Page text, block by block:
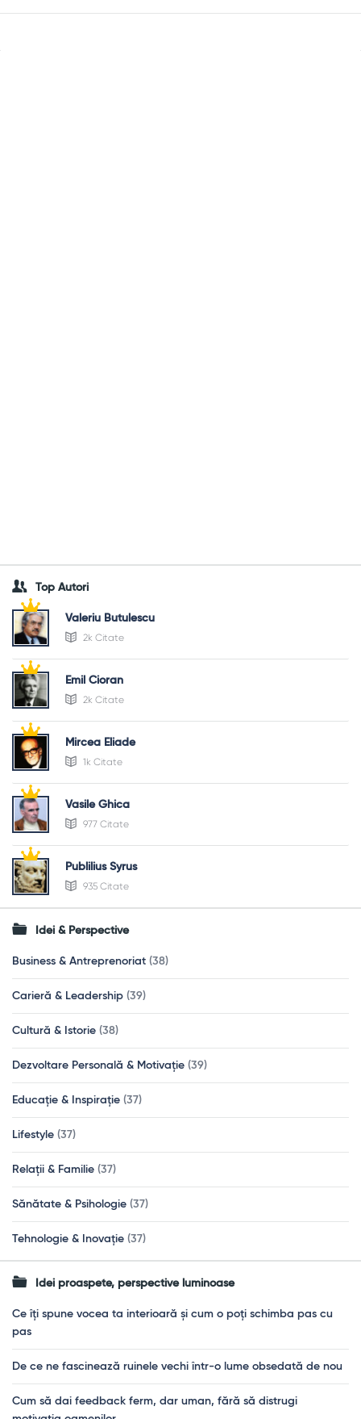
Top Autori
Valeriu Butulescu
2k Citate
Emil Cioran
2k Citate
Mircea Eliade
1k Citate
Vasile Ghica
977 Citate
Publilius Syrus
935 Citate
Idei & Perspective
Business & Antreprenoriat (38)
Carieră & Leadership (39)
Cultură & Istorie (38)
Dezvoltare Personală & Motivație (39)
Educație & Inspirație (37)
Lifestyle (37)
Relații & Familie (37)
Sănătate & Psihologie (37)
Tehnologie & Inovație (37)
Idei proaspete, perspective luminoase
Ce îți spune vocea ta interioară și cum o poți schimba pas cu
pas
De ce ne fascinează ruinele vechi într-o lume obsedată de nou
Cum să dai feedback ferm, dar uman, fără să distrugi